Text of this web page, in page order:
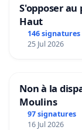
S'opposer
Haut
146 signatures
25 Jul 2026
Non à la
Moulins
97 signatures
16 Jul 2026